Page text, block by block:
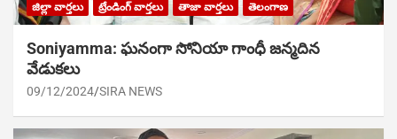
జిల్లా వార్తలు ట్రేండింగ్ వార్తలు తాజా వార్తలు తెలంగాణ
Soniyamma: ఘ‌నంగా సోనియా గాంధీ జ‌న్మ‌దిన
వేడుక‌లు
09/12/2024 SIRA NEWS